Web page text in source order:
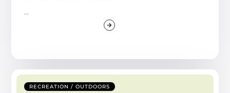
RECREATION / OUTDOORS